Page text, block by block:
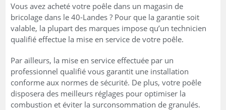
Vous avez acheté votre poêle dans un magasin de
bricolage dans le 40-Landes ? Pour que la garantie soit
valable, la plupart des marques impose qu’un technicien
qualifié effectue la mise en service de votre poêle.
Par ailleurs, la mise en service effectuée par un
professionnel qualifié vous garantit une installation
conforme aux normes de sécurité. De plus, votre poêle
disposera des meilleurs réglages pour optimiser la
combustion et éviter la surconsommation de granulés.